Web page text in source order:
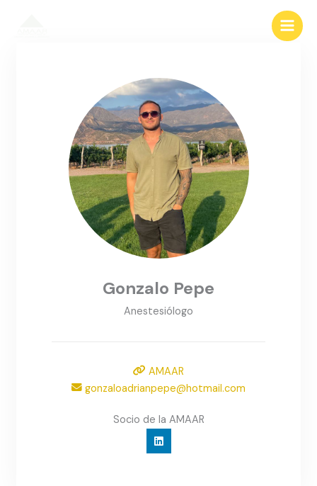
Gonzalo Pepe
Anestesiólogo
AMAAR
gonzaloadrianpepe@hotmail.com
Socio de la AMAAR